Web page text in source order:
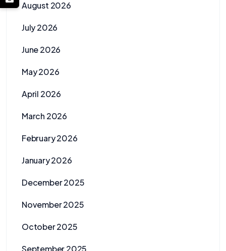
August 2026
July 2026
June 2026
May 2026
April 2026
March 2026
February 2026
January 2026
December 2025
November 2025
October 2025